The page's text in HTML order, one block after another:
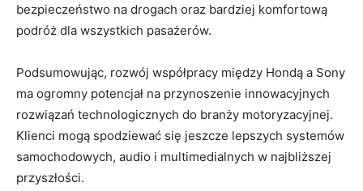
bezpieczeństwo na drogach‌ oraz bardziej komfortową
podróż dla wszystkich pasażerów.
Podsumowując, rozwój współpracy między⁤ Hondą‌ a Sony⁢
ma ogromny potencjał na przynoszenie innowacyjnych
rozwiązań technologicznych do⁣ branży ​motoryzacyjnej.
Klienci mogą spodziewać się jeszcze lepszych systemów
​samochodowych,‌ audio i multimedialnych w⁢ najbliższej
‍przyszłości.